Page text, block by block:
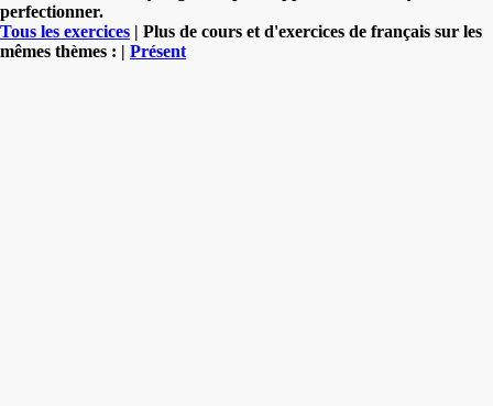
perfectionner.
Tous les exercices | Plus de cours et d'exercices de français sur les
mêmes thèmes : | Présent